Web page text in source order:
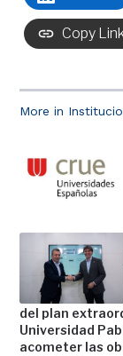
More in
del plan
Universidad
acometer las
Copy